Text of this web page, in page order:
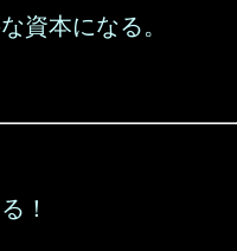
資本になる。
！